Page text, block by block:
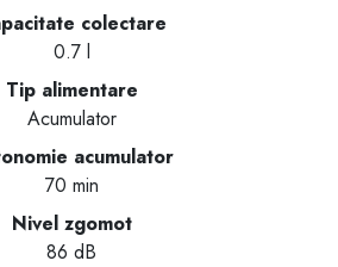
colectare
0.7 l
Tip alimentare
Acumulator
acumulator
70 min
Nivel zgomot
86 dB